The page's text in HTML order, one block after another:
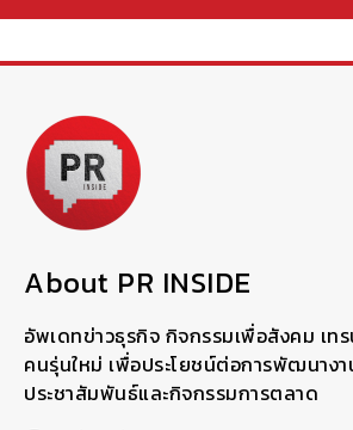
About PR INSIDE
อัพเดทข่าวธุรกิจ กิจกรรมเพื่อสังคม เท
คนรุ่นใหม่ เพื่อประโยชน์ต่อการพัฒนาง
ประชาสัมพันธ์และกิจกรรมการตลาด